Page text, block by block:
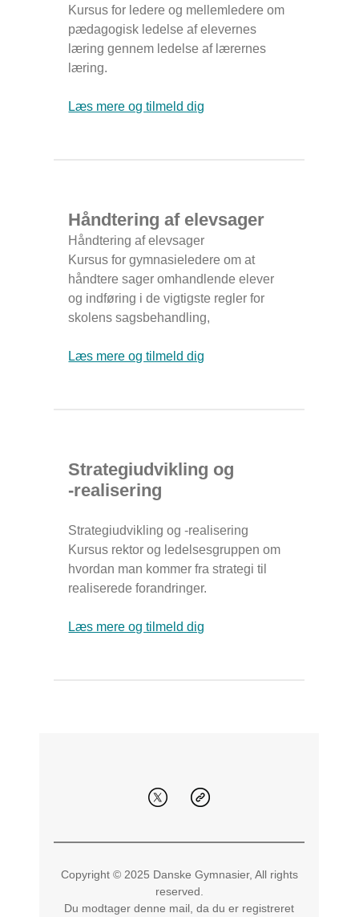
Kursus for ledere og mellemledere om
pædagogisk ledelse af elevernes
læring gennem ledelse af lærernes
læring.
Læs mere og tilmeld dig
Håndtering af elevsager
Håndtering af elevsager
Kursus for gymnasieledere om at
håndtere sager omhandlende elever
og indføring i de vigtigste regler for
skolens sagsbehandling,
Læs mere og tilmeld dig
Strategiudvikling og
-realisering
Strategiudvikling og -realisering
Kursus rektor og ledelsesgruppen om
hvordan man kommer fra strategi til
realiserede forandringer.
Læs mere og tilmeld dig
Copyright © 2025 Danske Gymnasier, All rights
reserved.
Du modtager denne mail, da du er registreret